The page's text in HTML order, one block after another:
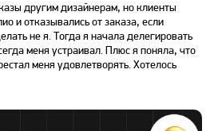
другим дизайнерам, но клиенты
и отказывались от заказа, если
не я. Тогда я начала делегировать
меня устраивал. Плюс я поняла, что
меня удовлетворять. Хотелось